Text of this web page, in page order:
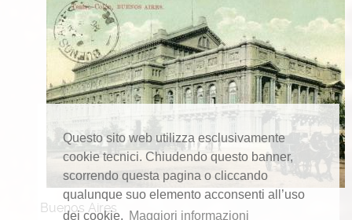
Questo sito web utilizza esclusivamente
cookie tecnici. Chiudendo questo banner,
scorrendo questa pagina o cliccando
qualunque suo elemento acconsenti all’uso
dei cookie. Maggiori informazioni
Buenos Aires